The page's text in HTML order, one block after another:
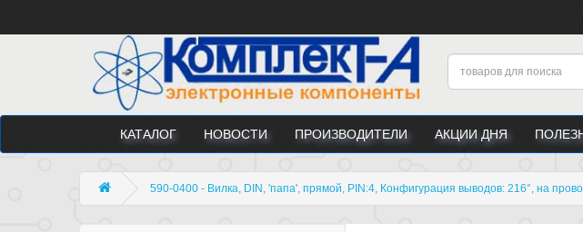
КАТАЛОГ НОВОСТИ ПРОИЗВОДИТЕЛИ АКЦИИ ДНЯ
590-0400 - Вилка, DIN, 'папа', прямой, PIN:4, Конфигурация выводов: 216°, на